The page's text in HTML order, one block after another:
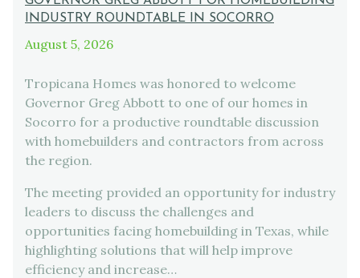
INDUSTRY ROUNDTABLE IN SOCORRO
August 5, 2026
Tropicana Homes was honored to welcome
Governor Greg Abbott to one of our homes in
Socorro for a productive roundtable discussion
with homebuilders and contractors from across
the region.
The meeting provided an opportunity for industry
leaders to discuss the challenges and
opportunities facing homebuilding in Texas, while
highlighting solutions that will help improve
efficiency and increase…